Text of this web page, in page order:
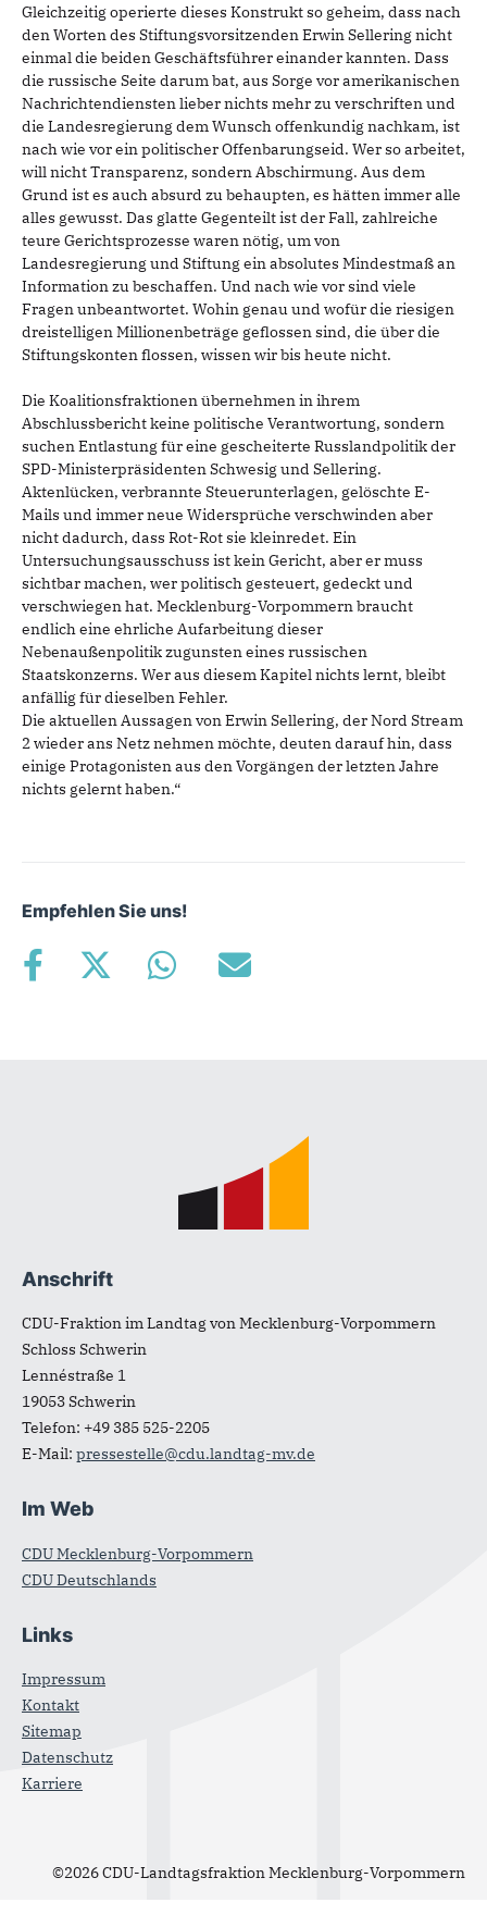
Gleichzeitig operierte dieses Konstrukt so geheim, dass nach
den Worten des Stiftungsvorsitzenden Erwin Sellering nicht
einmal die beiden Geschäftsführer einander kannten. Dass
die russische Seite darum bat, aus Sorge vor amerikanischen
Nachrichtendiensten lieber nichts mehr zu verschriften und
die Landesregierung dem Wunsch offenkundig nachkam, ist
nach wie vor ein politischer Offenbarungseid. Wer so arbeitet,
will nicht Transparenz, sondern Abschirmung. Aus dem
Grund ist es auch absurd zu behaupten, es hätten immer alle
alles gewusst. Das glatte Gegenteilt ist der Fall, zahlreiche
teure Gerichtsprozesse waren nötig, um von
Landesregierung und Stiftung ein absolutes Mindestmaß an
Information zu beschaffen. Und nach wie vor sind viele
Fragen unbeantwortet. Wohin genau und wofür die riesigen
dreistelligen Millionenbeträge geflossen sind, die über die
Stiftungskonten flossen, wissen wir bis heute nicht.
Die Koalitionsfraktionen übernehmen in ihrem
Abschlussbericht keine politische Verantwortung, sondern
suchen Entlastung für eine gescheiterte Russlandpolitik der
SPD-Ministerpräsidenten Schwesig und Sellering.
Aktenlücken, verbrannte Steuerunterlagen, gelöschte E-
Mails und immer neue Widersprüche verschwinden aber
nicht dadurch, dass Rot-Rot sie kleinredet. Ein
Untersuchungsausschuss ist kein Gericht, aber er muss
sichtbar machen, wer politisch gesteuert, gedeckt und
verschwiegen hat. Mecklenburg-Vorpommern braucht
endlich eine ehrliche Aufarbeitung dieser
Nebenaußenpolitik zugunsten eines russischen
Staatskonzerns. Wer aus diesem Kapitel nichts lernt, bleibt
anfällig für dieselben Fehler.
Die aktuellen Aussagen von Erwin Sellering, der Nord Stream
2 wieder ans Netz nehmen möchte, deuten darauf hin, dass
einige Protagonisten aus den Vorgängen der letzten Jahre
nichts gelernt haben.“
Empfehlen Sie uns!
Anschrift
CDU-Fraktion im Landtag von Mecklenburg-Vorpommern
Schloss Schwerin
Lennéstraße 1
19053Schwerin
Telefon: +49 385 525-2205
E-Mail: pressestelle@cdu.landtag-mv.de
Im Web
CDU Mecklenburg-Vorpommern
CDU Deutschlands
Links
Impressum
Kontakt
Sitemap
Datenschutz
Karriere
©2026 CDU-Landtagsfraktion Mecklenburg-Vorpommern